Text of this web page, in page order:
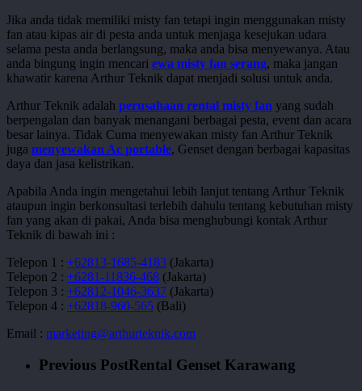
Jika anda tidak memiliki misty fan tetapi ingin menggunakan misty
fan atau kipas air di pesta anda untuk menjaga kesejukan udara
selama pesta anda berlangsung, maka anda bisa menyewanya. Atau
anda bingung ingin mencari ewa misty fan serang, maka jangan
khawatir karena Arthur Teknik dapat menjadi solusi untuk anda.
Arthur Teknik adalah perusahaan rental misty fan yang sudah
berpengalan dan banyak menangani berbagai pesta, event dan acara
besar lainya. Tidak Cuma menyewakan misty fan Arthur Teknik
juga menyewakan Ac portable, Genset dengan berbagai kapasitas
daya dan jasa kelistrikan.
Apabila Anda ingin mengetahui lebih lanjut tentang Arthur Teknik
ataupun ingin berkonsultasi terlebih dahulu tentang kebutuhan misty
fan yang akan di pakai, Anda bisa menghubungi kontak Arthur
Teknik di bawah ini :
Telepon 1 : +62813-1685-4183 (Jakarta)
Telepon 2 : +6281-11836-468 (Jakarta)
Telepon 3 : +62812-1046-3637 (Jakarta)
Telepon 4 : +62818-960-565 (Bali)
Email : marketing@arthurteknik.com
Previous PostRental Genset Karawang